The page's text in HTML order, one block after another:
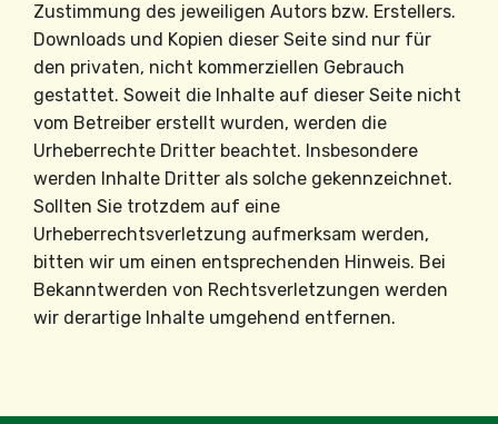
Zustimmung des jeweiligen Autors bzw. Erstellers.
Downloads und Kopien dieser Seite sind nur für
den privaten, nicht kommerziellen Gebrauch
gestattet. Soweit die Inhalte auf dieser Seite nicht
vom Betreiber erstellt wurden, werden die
Urheberrechte Dritter beachtet. Insbesondere
werden Inhalte Dritter als solche gekennzeichnet.
Sollten Sie trotzdem auf eine
Urheberrechtsverletzung aufmerksam werden,
bitten wir um einen entsprechenden Hinweis. Bei
Bekanntwerden von Rechtsverletzungen werden
wir derartige Inhalte umgehend entfernen.